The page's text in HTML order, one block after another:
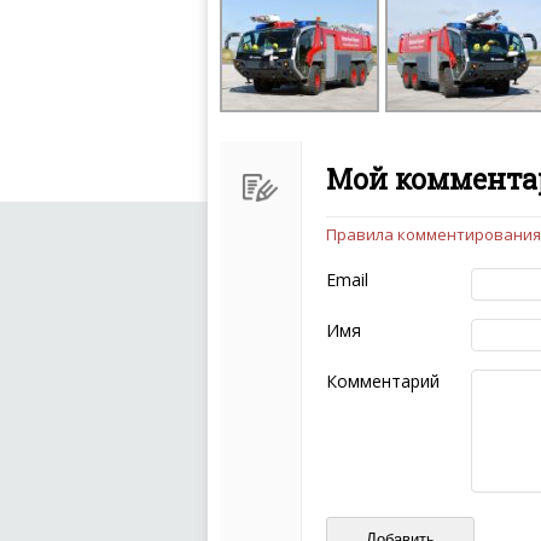
Мой
Чтобы ваш комментарий
следующих правил:
Комментарий не
эмоциональных
Не стоит
Пожалуйста, не
также призывы к
Не размещайте
Правила комментирования
Email
Имя
Комментарий